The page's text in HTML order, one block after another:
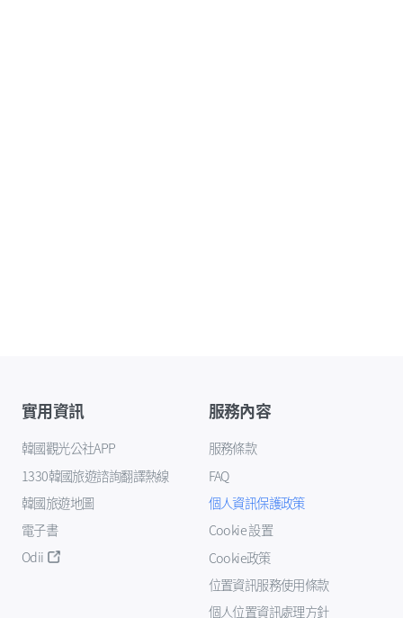
實用資訊
韓國觀光公社APP
1330韓國旅遊諮詢翻譯熱線
韓國旅遊地圖
電子書
Odii
服務內容
服務條款
FAQ
個人資訊保護政策
Cookie 設置
Cookie政策
位置資訊服務使用條款
個人位置資訊處理方針